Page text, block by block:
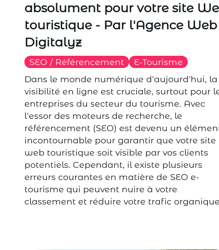
absolument pour votre site
touristique - Par l'Agence Web
Digitalyz
SEO / Référencement
E-Tourisme
Dans le monde numérique d'aujourd'hui, la
visibilité en ligne est cruciale, surtout pour
entreprises du secteur du tourisme. Avec
l'essor des moteurs de recherche, le
référencement (SEO) est devenu un
incontournable pour garantir que votre site
web touristique soit visible par vos clients
potentiels. Cependant, il existe plusieurs
erreurs courantes en matière de SEO e-
tourisme qui peuvent nuire à votre
classement et réduire votre trafic